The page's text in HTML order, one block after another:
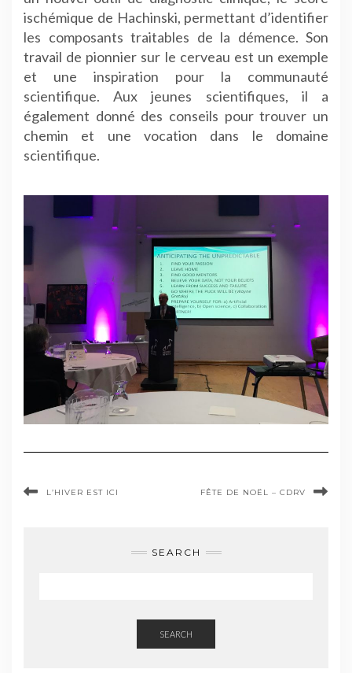
ischémique de Hachinski, permettant d’identifier
les composants traitables de la démence. Son
travail de pionnier sur le cerveau est un exemple
et une inspiration pour la communauté
scientifique. Aux jeunes scientifiques, il a
également donné des conseils pour trouver un
chemin et une vocation dans le domaine
scientifique.
L’HIVER EST ICI FÊTE DE NOËL – CDRV
SEARCH
SEARCH